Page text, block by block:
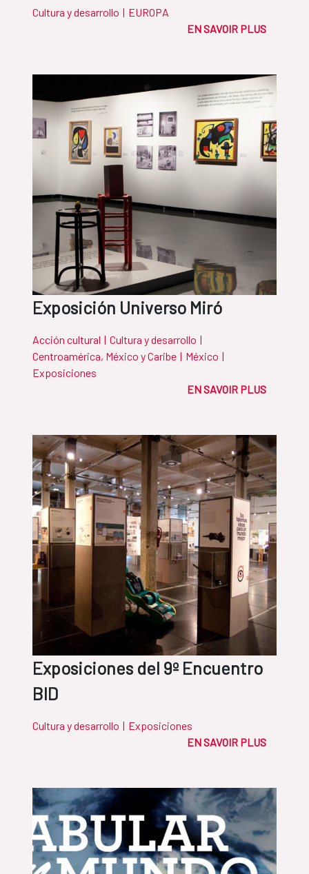
Cultura y desarrollo | EUROPA
EN SAVOIR PLUS
Exposición Universo Miró
Acción cultural | Cultura y desarrollo |
Centroamérica, México y Caribe | México |
Exposiciones
EN SAVOIR PLUS
Exposiciones del 9º Encuentro
BID
Cultura y desarrollo | Exposiciones
EN SAVOIR PLUS